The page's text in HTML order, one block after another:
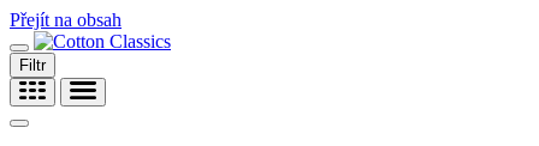
Přejít na obsah
Filtr